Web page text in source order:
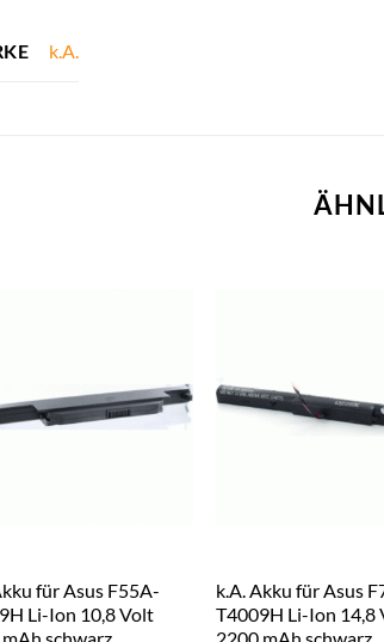
k.A.
für Asus F55A-
Li-Ion 10,8 Volt
k.A. Akku für Asus
T4009H Li-Ion 14,8